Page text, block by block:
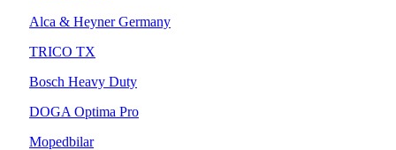
Alca & Heyner Germany
TRICO TX
Bosch Heavy Duty
DOGA Optima Pro
Mopedbilar